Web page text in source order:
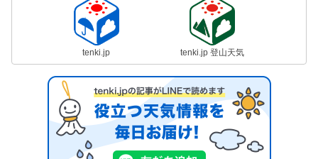
tenki.jp tenki.jp 登山天気